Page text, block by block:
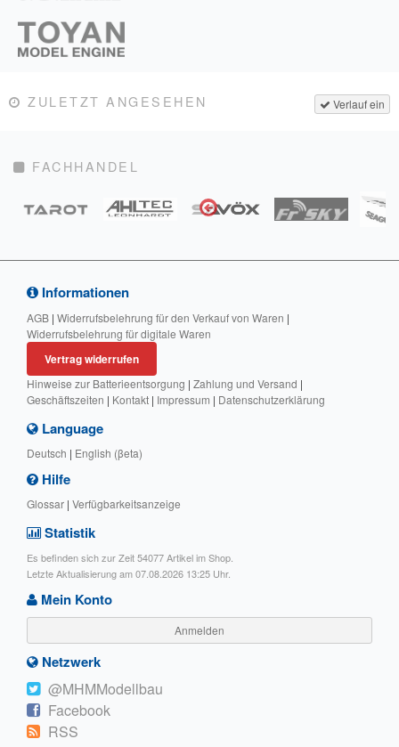
Verlauf ein
ZULETZT ANGESEHEN
FACHHANDEL
Informationen
AGB | Widerrufsbelehrung für den Verkauf von Waren |
Widerrufsbelehrung für digitale Waren
Vertrag widerrufen
Hinweise zur Batterieentsorgung | Zahlung und Versand |
Geschäftszeiten | Kontakt | Impressum | Datenschutzerklärung
Language
Deutsch | English (βeta)
Hilfe
Glossar | Verfügbarkeitsanzeige
Statistik
Es befinden sich zur Zeit 54077 Artikel im Shop.
Letzte Aktualisierung am 07.08.2026 13:25 Uhr.
Mein Konto
Anmelden
Netzwerk
@MHMModellbau
Facebook
RSS